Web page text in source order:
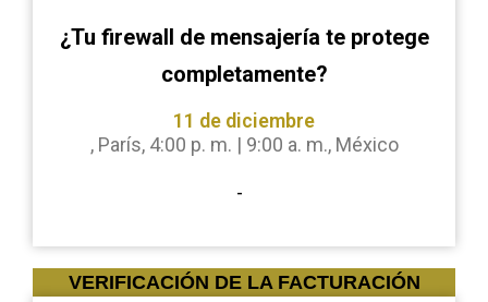
¿Tu firewall de mensajería te protege
completamente?
11 de diciembre
, París, 4:00 p. m. | 9:00 a. m., México
-
VERIFICACIÓN DE LA FACTURACIÓN